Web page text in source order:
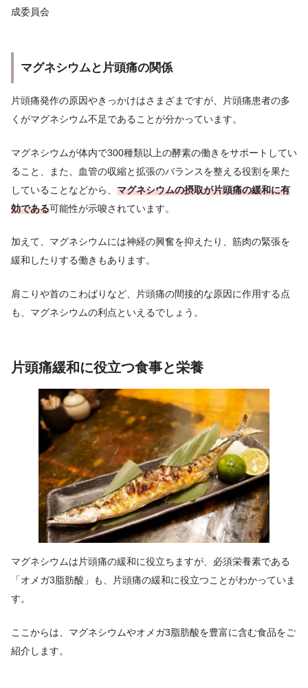
成委員会
マグネシウムと片頭痛の関係
片頭痛発作の原因やきっかけはさまざまですが、片頭痛患者の多
くがマグネシウム不足であることが分かっています。
マグネシウムが体内で300種類以上の酵素の働きをサポートしてい
ること、また、血管の収縮と拡張のバランスを整える役割を果た
していることなどから、 マグネシウムの摂取が片頭痛の緩和に有
効である可能性が示唆されています。
加えて、マグネシウムには神経の興奮を抑えたり、筋肉の緊張を
緩和したりする働きもあります。
肩こりや首のこわばりなど、片頭痛の間接的な原因に作用する点
も、マグネシウムの利点といえるでしょう。
片頭痛緩和に役立つ食事と栄養
マグネシウムは片頭痛の緩和に役立ちますが、必須栄養素である
「オメガ3脂肪酸」も、片頭痛の緩和に役立つことがわかっていま
す。
ここからは、マグネシウムやオメガ3脂肪酸を豊富に含む食品をご
紹介します。